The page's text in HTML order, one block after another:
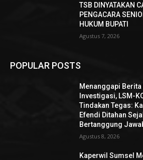
TSB DINYATAKAN
PENGACARA
HUKUM BUPATI
Agustus 7, 2026
POPULAR POSTS
Menanggapi
Investigasi, LSM-
Tindakan Tegas:
Efendi Ditahan
Bertanggung
Agustus 8, 2026
Kaperwil Sumsel